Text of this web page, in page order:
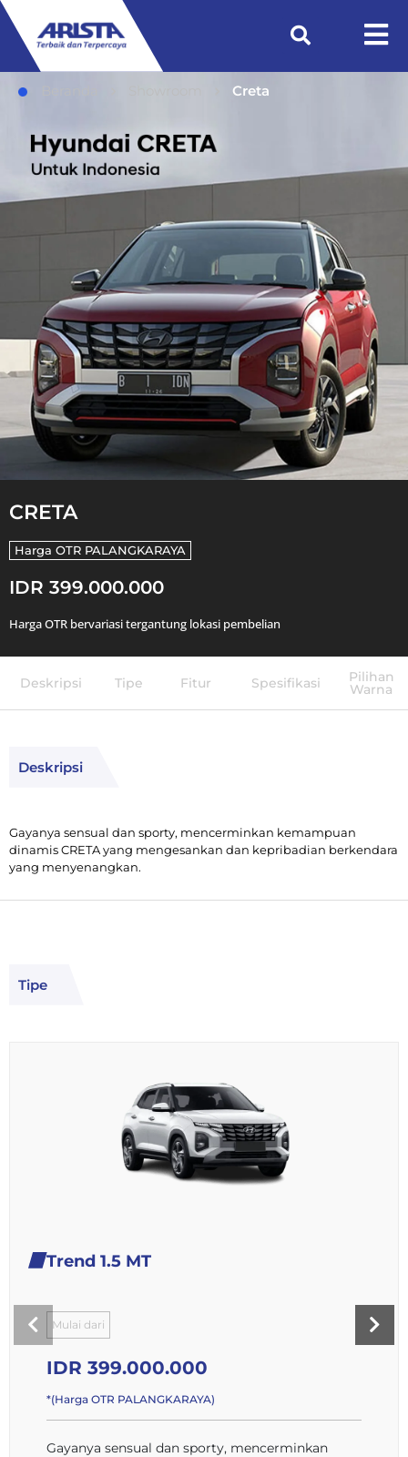
Creta
CRETA
Harga OTR PALANGKARAYA
IDR 399.000.000
Harga OTR bervariasi tergantung lokasi pembelian
Deskripsi Tipe Fitur Spesifikasi Pilihan
Warna
Deskripsi
Gayanya sensual dan sporty, mencerminkan kemampuan
dinamis CRETA yang mengesankan dan kepribadian berkendara
yang menyenangkan.
Tipe
Trend 1.5 MT
Mulai dari
IDR 399.000.000
*(Harga OTR PALANGKARAYA)
Gayanya sensual dan sporty, mencerminkan